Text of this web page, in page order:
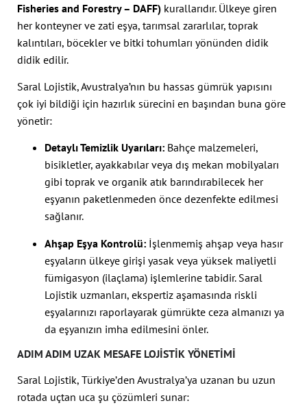
Fisheries and Forestry – DAFF) kurallarıdır. Ülkeye giren
her konteyner ve zati eşya, tarımsal zararlılar, toprak
kalıntıları, böcekler ve bitki tohumları yönünden didik
didik edilir.
Saral Lojistik, Avustralya’nın bu hassas gümrük yapısını
çok iyi bildiği için hazırlık sürecini en başından buna göre
yönetir:
Detaylı Temizlik Uyarıları: Bahçe malzemeleri,
bisikletler, ayakkabılar veya dış mekan mobilyaları
gibi toprak ve organik atık barındırabilecek her
eşyanın paketlenmeden önce dezenfekte edilmesi
sağlanır.
Ahşap Eşya Kontrolü: İşlenmemiş ahşap veya hasır
eşyaların ülkeye girişi yasak veya yüksek maliyetli
fümigasyon (ilaçlama) işlemlerine tabidir. Saral
Lojistik uzmanları, ekspertiz aşamasında riskli
eşyalarınızı raporlayarak gümrükte ceza almanızı ya
da eşyanızın imha edilmesini önler.
ADIM ADIM UZAK MESAFE LOJISTIK YÖNETIMI
Saral Lojistik, Türkiye’den Avustralya’ya uzanan bu uzun
rotada uçtan uca şu çözümleri sunar: